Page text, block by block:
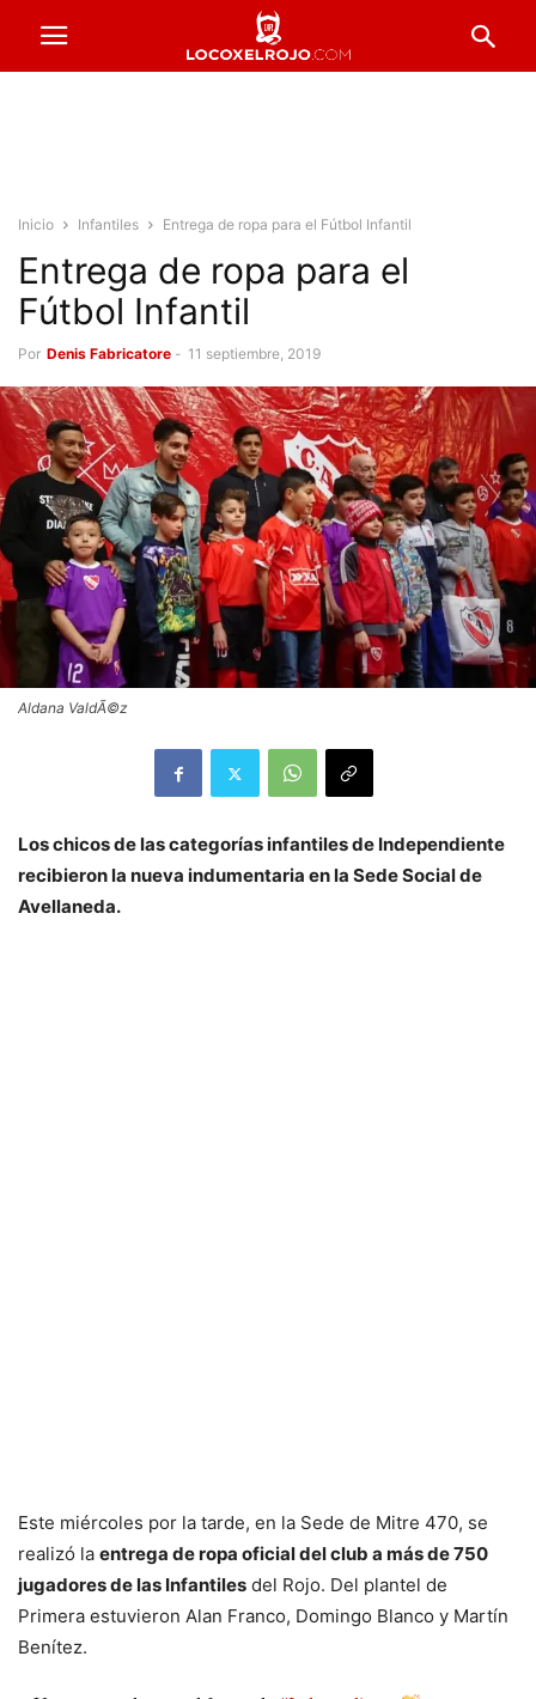
Inicio Infantiles Entrega de ropa para el Fútbol Infantil
Entrega de ropa para el
Fútbol Infantil
Por Denis Fabricatore - 11 septiembre, 2019
Aldana ValdÃ©z
Los chicos de las categorías infantiles de Independiente
recibieron la nueva indumentaria en la Sede Social de
Avellaneda.
Este miércoles por la tarde, en la Sede de Mitre 470, se
realizó la entrega de ropa oficial del club a más de 750
jugadores de las Infantiles del Rojo. Del plantel de
Primera estuvieron Alan Franco, Domingo Blanco y Martín
Benítez.